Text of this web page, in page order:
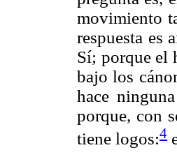
movimiento
respuesta es
Sí; porque el
bajo los
hace
porque, con
tiene logos:4